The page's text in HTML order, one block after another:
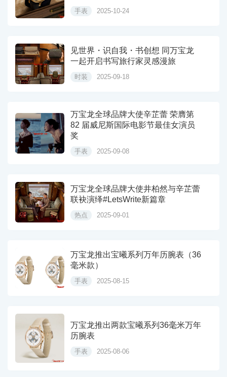
手表 2025-10-24
见世界・识自我・书创想 同万宝龙
一起开启书写旅行家灵感漫旅
时装 2025-09-18
万宝龙全球品牌大使辛芷蕾 荣膺第
82 届威尼斯国际电影节最佳女演员
奖
手表 2025-09-08
万宝龙全球品牌大使井柏然与辛芷蕾
联袂演绎#LetsWrite新篇章
热点 2025-09-01
万宝龙推出宝曦系列万年历腕表（36
毫米款）
手表 2025-08-15
万宝龙推出两款宝曦系列36毫米万年
历腕表
手表 2025-08-06